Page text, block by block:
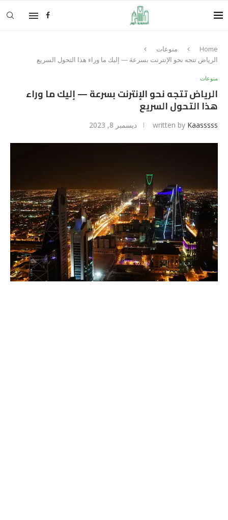
Home
منوعات
الرياض تتجه نحو الإنترنت بسرعة — إليك ما وراء هذا التحول السريع
منوعات
الرياض تتجه نحو الإنترنت بسرعة — إليك ما وراء
هذا التحول السريع
written by Kaasssss ديسمبر 8, 2023